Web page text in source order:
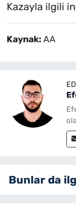
Kazayla ilgili
Kaynak: AA
Bunlar da